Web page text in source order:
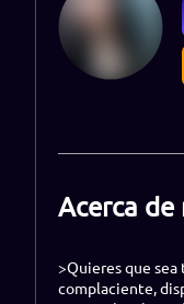
Acerca de
>Quieres que
complaciente,